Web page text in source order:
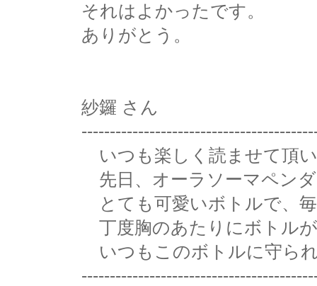
それはよかったです。
ありがとう。
紗鑼 さん
いつも楽しく読ませて頂
先日、オーラソーマペン
とても可愛いボトルで、
丁度胸のあたりにボトル
いつもこのボトルに守ら